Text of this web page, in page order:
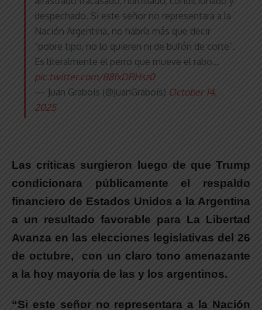
despechado. Si este señor no representara a la
Nación Argentina, no habría más que decir
“pobre tipo, no lo quieren ni de bufón de corte”.
Es literalmente el perro que mueve el rabo…
pic.twitter.com/B8fxDRHsz0
— Juan Grabois (@JuanGrabois) October 14,
2025
Las críticas surgieron luego de que Trump
condicionara públicamente el respaldo
financiero de Estados Unidos a la Argentina
a un resultado favorable para La Libertad
Avanza en las elecciones legislativas del 26
de octubre, con un claro tono amenazante
a la hoy mayoría de las y los argentinos.
“Si este señor no representara a la Nación